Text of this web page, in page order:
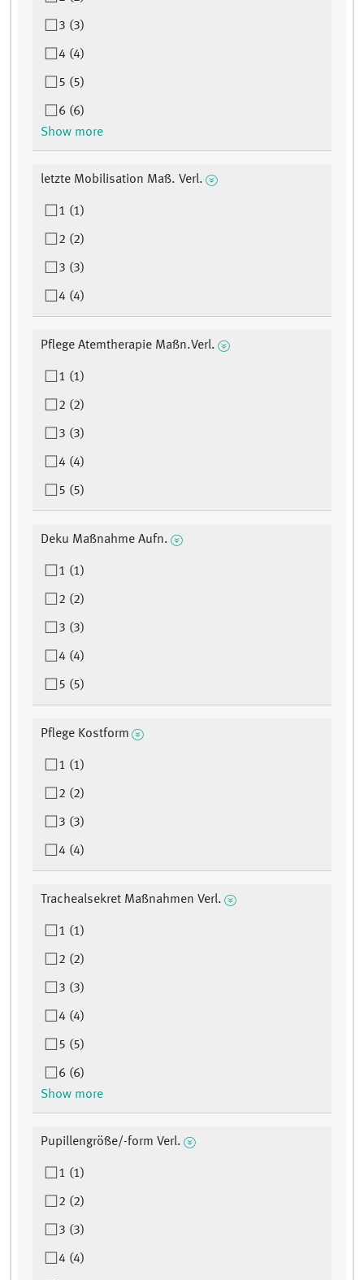
3 (3)
4 (4)
5 (5)
6 (6)
Show more
letzte Mobilisation Maß. Verl.
1 (1)
2 (2)
3 (3)
4 (4)
Pflege Atemtherapie Maßn.Verl.
1 (1)
2 (2)
3 (3)
4 (4)
5 (5)
Deku Maßnahme Aufn.
1 (1)
2 (2)
3 (3)
4 (4)
5 (5)
Pflege Kostform
1 (1)
2 (2)
3 (3)
4 (4)
Trachealsekret Maßnahmen Verl.
1 (1)
2 (2)
3 (3)
4 (4)
5 (5)
6 (6)
Show more
Pupillengröße/-form Verl.
1 (1)
2 (2)
3 (3)
4 (4)